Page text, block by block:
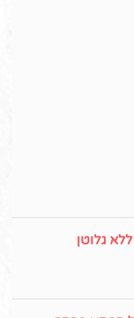
גלוטן